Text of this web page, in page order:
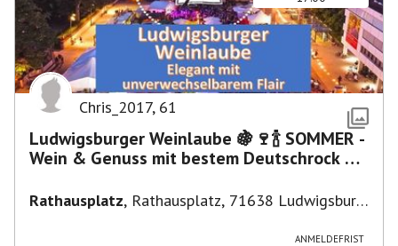
Chris_2017, 61
Ludwigsburger Weinlaube 🍇🍷🍾 SOMMER -
Wein & Genuss mit bestem Deutschrock 🎼
Rathausplatz, Rathausplatz, 71638 Ludwigsburg,
ANMELDEFRIST